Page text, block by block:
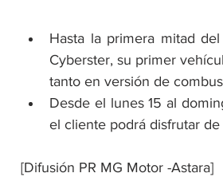
Hasta la primera mitad
Cyberster, su primer
tanto en versión de
Desde el lunes 15 al
el cliente podrá disfrutar
[Difusión PR MG Motor -Astara]